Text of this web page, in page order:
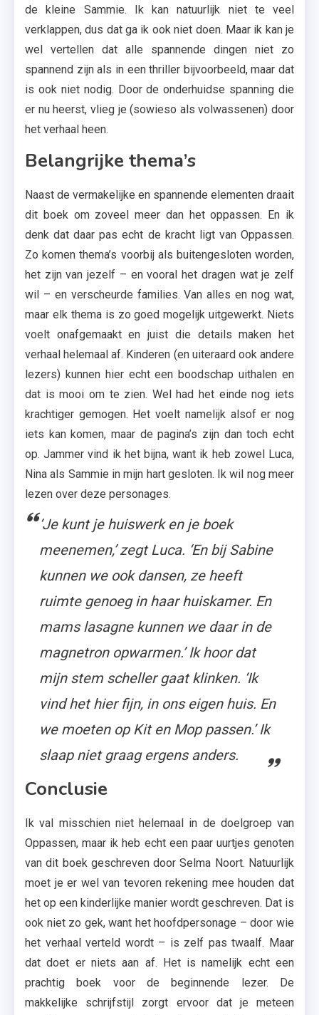
de kleine Sammie. Ik kan natuurlijk niet te veel
verklappen, dus dat ga ik ook niet doen. Maar ik kan je
wel vertellen dat alle spannende dingen niet zo
spannend zijn als in een thriller bijvoorbeeld, maar dat
is ook niet nodig. Door de onderhuidse spanning die
er nu heerst, vlieg je (sowieso als volwassenen) door
het verhaal heen.
Belangrijke thema’s
Naast de vermakelijke en spannende elementen draait
dit boek om zoveel meer dan het oppassen. En ik
denk dat daar pas echt de kracht ligt van Oppassen.
Zo komen thema’s voorbij als buitengesloten worden,
het zijn van jezelf – en vooral het dragen wat je zelf
wil – en verscheurde families. Van alles en nog wat,
maar elk thema is zo goed mogelijk uitgewerkt. Niets
voelt onafgemaakt en juist die details maken het
verhaal helemaal af. Kinderen (en uiteraard ook andere
lezers) kunnen hier echt een boodschap uithalen en
dat is mooi om te zien. Wel had het einde nog iets
krachtiger gemogen. Het voelt namelijk alsof er nog
iets kan komen, maar de pagina’s zijn dan toch echt
op. Jammer vind ik het bijna, want ik heb zowel Luca,
Nina als Sammie in mijn hart gesloten. Ik wil nog meer
lezen over deze personages.
‘Je kunt je huiswerk en je boek
meenemen,’ zegt Luca. ‘En bij Sabine
kunnen we ook dansen, ze heeft
ruimte genoeg in haar huiskamer. En
mams lasagne kunnen we daar in de
magnetron opwarmen.’ Ik hoor dat
mijn stem scheller gaat klinken. ‘Ik
vind het hier fijn, in ons eigen huis. En
we moeten op Kit en Mop passen.’ Ik
slaap niet graag ergens anders.
Conclusie
Ik val misschien niet helemaal in de doelgroep van
Oppassen, maar ik heb echt een paar uurtjes genoten
van dit boek geschreven door Selma Noort. Natuurlijk
moet je er wel van tevoren rekening mee houden dat
het op een kinderlijke manier wordt geschreven. Dat is
ook niet zo gek, want het hoofdpersonage – door wie
het verhaal verteld wordt – is zelf pas twaalf. Maar
dat doet er niets aan af. Het is namelijk echt een
prachtig boek voor de beginnende lezer. De
makkelijke schrijfstijl zorgt ervoor dat je meteen